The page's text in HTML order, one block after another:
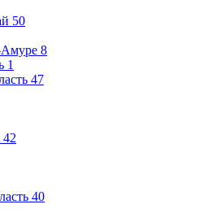
50
Амуре 8
1
47
42
40